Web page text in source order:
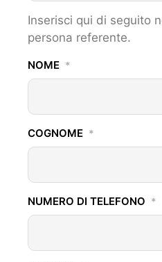
Inserisci qui di seguito
persona referente.
NOME *
COGNOME *
NUMERO DI TELEFONO *